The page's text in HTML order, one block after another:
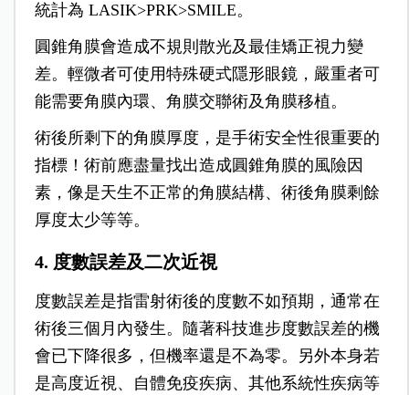
統計為 LASIK>PRK>SMILE。
圓錐角膜會造成不規則散光及最佳矯正視力變
差。輕微者可使用特殊硬式隱形眼鏡，嚴重者可
能需要角膜內環、角膜交聯術及角膜移植。
術後所剩下的角膜厚度，是手術安全性很重要的
指標！術前應盡量找出造成圓錐角膜的風險因
素，像是天生不正常的角膜結構、術後角膜剩餘
厚度太少等等。
4. 度數誤差及二次近視
度數誤差是指雷射術後的度數不如預期，通常在
術後三個月內發生。隨著科技進步度數誤差的機
會已下降很多，但機率還是不為零。另外本身若
是高度近視、自體免疫疾病、其他系統性疾病等